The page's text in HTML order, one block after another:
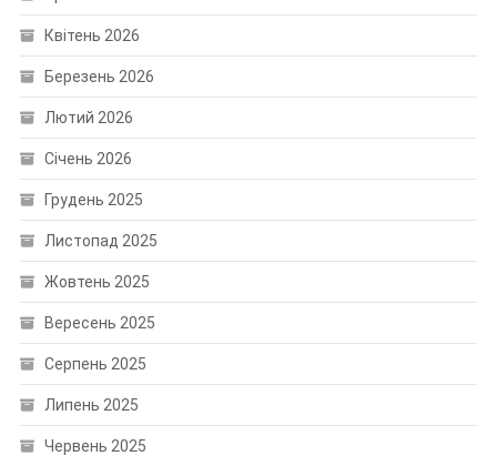
Квітень 2026
Березень 2026
Лютий 2026
Січень 2026
Грудень 2025
Листопад 2025
Жовтень 2025
Вересень 2025
Серпень 2025
Липень 2025
Червень 2025